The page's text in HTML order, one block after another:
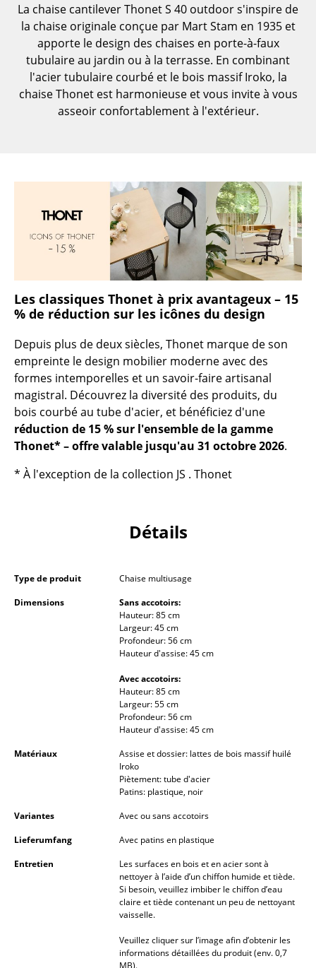
Pièces détachées
... voir toutes les tables
Rangements
Étagères & Armoires
Buffets & Commodes
Meubles TV
Caissons roulants et Meubles d’appoint
Meubles de bar
Garde-robes
Pièces détachées
... voir tous les rangements
Luminaires
Suspensions & Plafonniers
Lampes de table
Lampadaires et Liseuses
Appliques murales
Luminaires d’extérieur
Lits simples
Lits enfants
Tables de chevet et Accessoires de lit
... voir tous les lits
La chaise cantilever Thonet S 40 outdoor s'inspire de
la chaise originale conçue par Mart Stam en 1935 et
apporte le design des chaises en porte-à-faux
tubulaire au jardin ou à la terrasse. En combinant
l'acier tubulaire courbé et le bois massif Iroko, la
chaise Thonet est harmonieuse et vous invite à vous
asseoir confortablement à l'extérieur.
Les classiques Thonet à prix avantageux – 15
% de réduction sur les icônes du design
Depuis plus de deux siècles, Thonet marque de son
empreinte le design mobilier moderne avec des
formes intemporelles et un savoir-faire artisanal
magistral. Découvrez la diversité des produits, du
bois courbé au tube d'acier, et bénéficiez d'une
réduction de 15 % sur l'ensemble de la gamme
Thonet* – offre valable jusqu'au 31 octobre 2026.
* À l'exception de la collection JS . Thonet
Détails
Type de produit
Chaise multiusage
Dimensions
Sans accotoirs:
Hauteur: 85 cm
Largeur: 45 cm
Profondeur: 56 cm
Hauteur d'assise: 45 cm
Avec accotoirs:
Hauteur: 85 cm
Largeur: 55 cm
Profondeur: 56 cm
Hauteur d'assise: 45 cm
Matériaux
Assise et dossier: lattes de bois massif huilé
Iroko
Piètement: tube d'acier
Patins: plastique, noir
Variantes
Avec ou sans accotoirs
Lieferumfang
Avec patins en plastique
Entretien
Les surfaces en bois et en acier sont à
nettoyer à l’aide d’un chiffon humide et tiède.
Si besoin, veuillez imbiber le chiffon d’eau
claire et tiède contenant un peu de nettoyant
vaisselle.
Veuillez cliquer sur l’image afin d’obtenir les
informations détaillées du produit (env. 0,7
MB).